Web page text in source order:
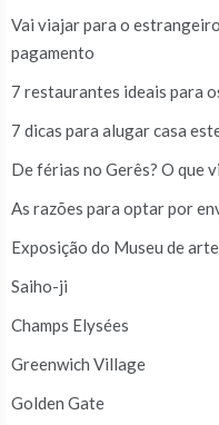
Vai viajar para o
pagamento
7 restaurantes ideais para
7 dicas para alugar casa
De férias no Gerês? O que
As razões para optar por
Exposição do Museu de
Saiho-ji
Champs Elysées
Greenwich Village
Golden Gate